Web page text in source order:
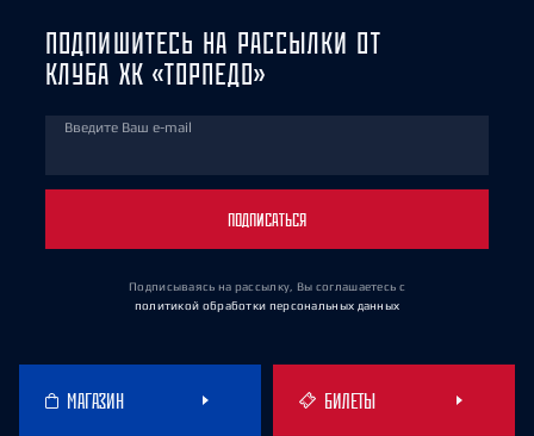
ПОДПИШИТЕСЬ НА РАССЫЛКИ ОТ
КЛУБА ХК «ТОРПЕДО»
Введите Ваш e-mail
ПОДПИСАТЬСЯ
Подписываясь на рассылку, Вы соглашаетесь с
политикой обработки персональных данных
МАГАЗИН БИЛЕТЫ